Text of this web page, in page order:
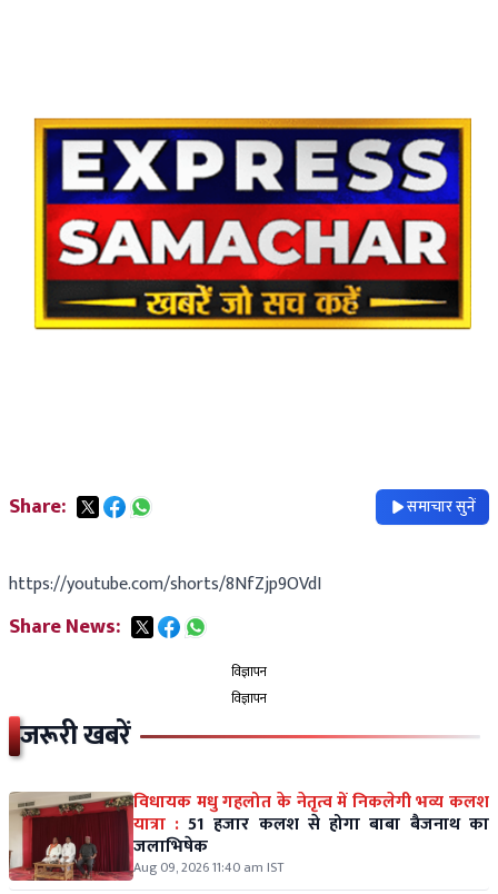
Share: समाचार सुनें
https://youtube.com/shorts/8NfZjp9OVdI
Share News:
विज्ञापन
विज्ञापन
जरूरी खबरें
विधायक मधु गहलोत के नेतृत्व में निकलेगी भव्य कलश
यात्रा : 51 हजार कलश से होगा बाबा बैजनाथ का
जलाभिषेक
Aug 09, 2026 11:40 am IST